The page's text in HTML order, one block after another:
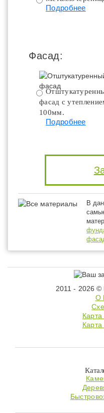
Подробнее
Фасад:
фасад с
100мм.
Подробнее
В
2011 - 2026
О
Карта
Карта